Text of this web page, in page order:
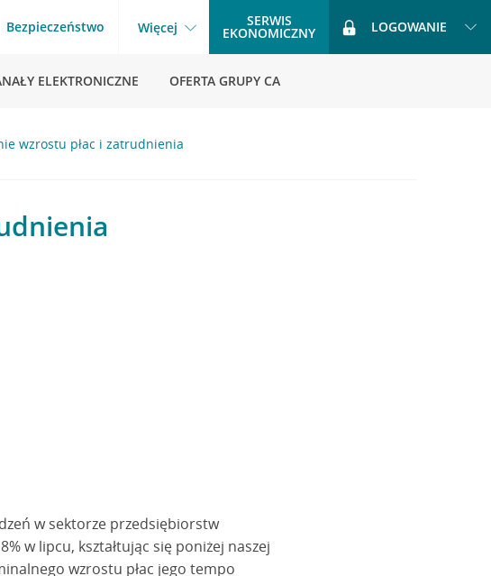
Bezpieczeństwo Więcej SERWIS
EKONOMICZNY LOGOWANIE
ELEKTRONICZNE OFERTA GRUPY CA
wzrostu płac i zatrudnienia
w sektorze przedsiębiorstw
w lipcu, kształtując się poniżej naszej
wzrostu płac jego tempo